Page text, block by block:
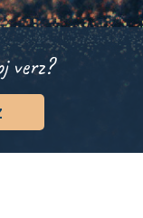
verz?